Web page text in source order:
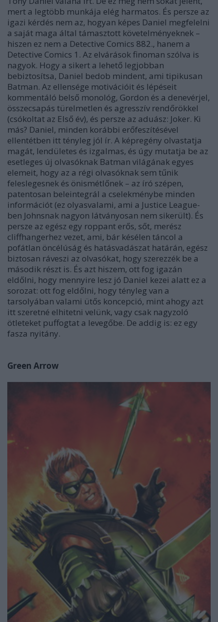
mert a legtöbb munkája elég harmatos. És persze az
igazi kérdés nem az, hogyan képes Daniel megfelelni
a saját maga által támasztott követelményeknek –
hiszen ez nem a Detective Comics 882., hanem a
Detective Comics 1. Az elvárások finoman szólva is
nagyok. Hogy a sikert a lehető legjobban
bebiztosítsa, Daniel bedob mindent, ami tipikusan
Batman. Az ellensége motivációit és lépéseit
kommentáló belső monológ, Gordon és a denevérjel,
összecsapás türelmetlen és agresszív rendőrökkel
(csókoltat az Első év), és persze az aduász: Joker. Ki
más? Daniel, minden korábbi erőfeszítésével
ellentétben itt tényleg jól ír. A képregény olvastatja
magát, lendületes és izgalmas, és úgy mutatja be az
esetleges új olvasóknak Batman világának egyes
elemeit, hogy az a régi olvasóknak sem tűnik
feleslegesnek és önismétlőnek – az író szépen,
patentosan beleintegrál a cselekménybe minden
információt (ez olyasvalami, ami a Justice League-
ben Johnsnak nagyon látványosan nem sikerült). És
persze az egész egy roppant erős, sőt, merész
cliffhangerhez vezet, ami, bár késélen táncol a
pofátlan öncélúság és hatásvadászat határán, egész
biztosan ráveszi az olvasókat, hogy szerezzék be a
második részt is. És azt hiszem, ott fog igazán
eldőlni, hogy mennyire lesz jó Daniel kezei alatt ez a
sorozat: ott fog eldőlni, hogy tényleg van a
tarsolyában valami ütős koncepció, mint ahogy azt
itt szeretné elhitetni velünk, vagy csak nagyzoló
ötleteket puffogtat a levegőbe. De addig is: ez egy
fasza nyitány.
Green Arrow